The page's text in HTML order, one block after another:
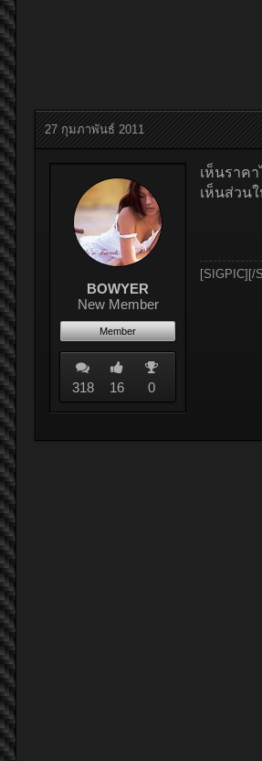
27 กุมภาพันธ์ 2011
BOWYER
New Member
Member
318 16 0
เห็นราค
เห็นส่วน
[SIGPIC][/